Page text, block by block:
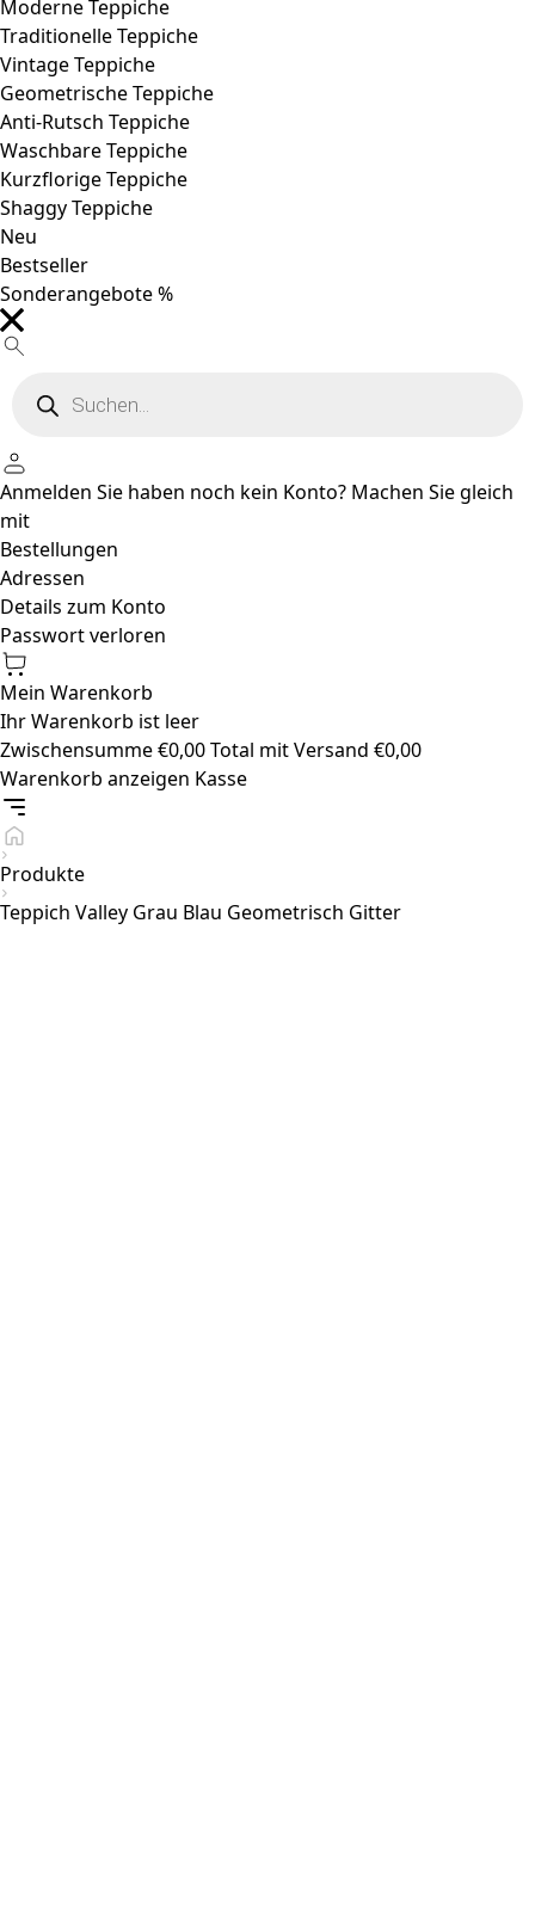
Moderne Teppiche
Traditionelle Teppiche
Vintage Teppiche
Geometrische Teppiche
Anti-Rutsch Teppiche
Waschbare Teppiche
Kurzflorige Teppiche
Shaggy Teppiche
Neu
Bestseller
Sonderangebote %
search
Anmelden Sie haben noch kein Konto? Machen Sie gleich
mit
Bestellungen
Adressen
Details zum Konto
Passwort verloren
Mein Warenkorb
Ihr Warenkorb ist leer
Zwischensumme€0,00Total mit Versand €0,00
Warenkorb anzeigen Kasse
Produkte
Teppich Valley Grau Blau Geometrisch Gitter